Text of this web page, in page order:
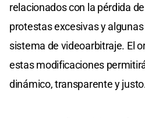
relacionados con la pérdida
protestas excesivas y
sistema de videoarbitraje. El
estas modificaciones
dinámico, transparente y